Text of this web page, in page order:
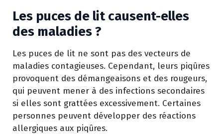
Les puces de lit causent-elles
des maladies ?
Les puces de lit ne sont pas des vecteurs de
maladies contagieuses. Cependant, leurs piqûres
provoquent des démangeaisons et des rougeurs,
qui peuvent mener à des infections secondaires
si elles sont grattées excessivement. Certaines
personnes peuvent développer des réactions
allergiques aux piqûres.